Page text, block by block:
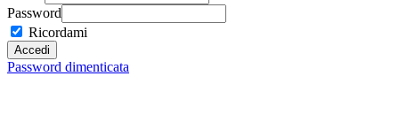
Password
Ricordami
Password dimenticata